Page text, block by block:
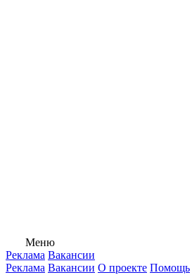
Меню
Реклама Вакансии
Реклама Вакансии О проекте Помощь